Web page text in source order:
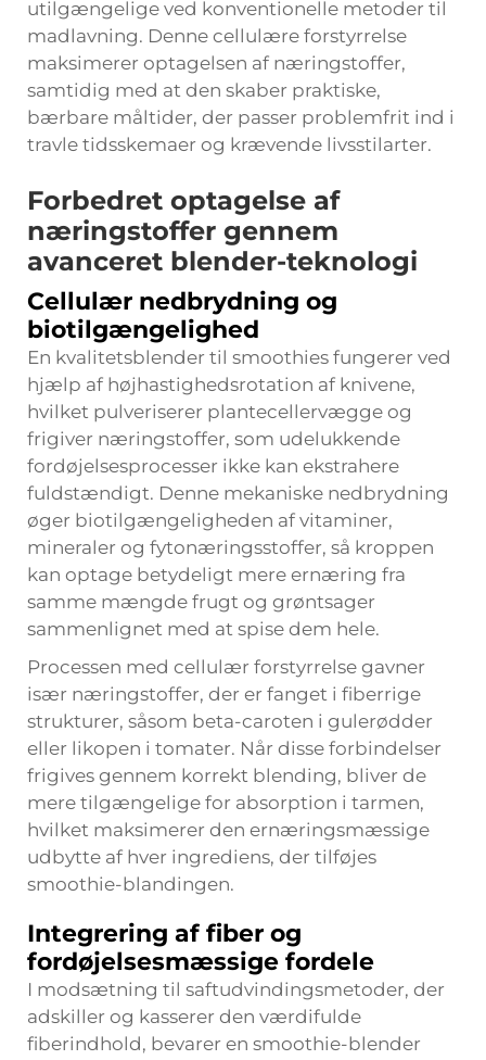
utilgængelige ved konventionelle metoder til
madlavning. Denne cellulære forstyrrelse
maksimerer optagelsen af næringstoffer,
samtidig med at den skaber praktiske,
bærbare måltider, der passer problemfrit ind i
travle tidsskemaer og krævende livsstilarter.
Forbedret optagelse af
næringstoffer gennem
avanceret blender-teknologi
Cellulær nedbrydning og
biotilgængelighed
En kvalitetsblender til smoothies fungerer ved
hjælp af højhastighedsrotation af knivene,
hvilket pulveriserer plantecellervægge og
frigiver næringstoffer, som udelukkende
fordøjelsesprocesser ikke kan ekstrahere
fuldstændigt. Denne mekaniske nedbrydning
øger biotilgængeligheden af vitaminer,
mineraler og fytonæringsstoffer, så kroppen
kan optage betydeligt mere ernæring fra
samme mængde frugt og grøntsager
sammenlignet med at spise dem hele.
Processen med cellulær forstyrrelse gavner
især næringstoffer, der er fanget i fiberrige
strukturer, såsom beta-caroten i gulerødder
eller likopen i tomater. Når disse forbindelser
frigives gennem korrekt blending, bliver de
mere tilgængelige for absorption i tarmen,
hvilket maksimerer den ernæringsmæssige
udbytte af hver ingrediens, der tilføjes
smoothie-blandingen.
Integrering af fiber og
fordøjelsesmæssige fordele
I modsætning til saftudvindingsmetoder, der
adskiller og kasserer den værdifulde
fiberindhold, bevarer en smoothie-blender